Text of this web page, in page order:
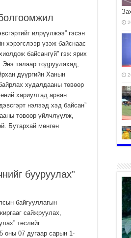
илрүүлжээ” гэсэн
хэрэгслээр үзэж байснаас
байсангүй” гэж ярих
талаар тодруулахад,
дүүргийн Ханын
худалдааны төвөөр
хариултад арван
нэлээд хэд байсан”
төвөөр үйлчлүүлж,
Бутархай мөнгөн
бууруулах”
байгууллагын
сайжруулах,
төслийг
оны 07 дугаар сарын 1-